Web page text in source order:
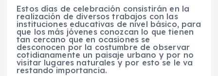
Estos días de celebración consistirán en la
realización de diversos trabajos con las
instituciones educativas de nivel básico, para
que los más jóvenes conozcan lo que tienen
tan cercano que en ocasiones se
desconocen por la costumbre de observar
cotidianamente un paisaje urbano y por no
visitar lugares naturales y por esto se le va
restando importancia.